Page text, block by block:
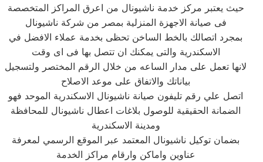
حيث يعتبر مركز خدمة ناشيونال من اعرق المراكز المتخصصة
فى صيانة الاجهزة المنزلية بمصر من شركة ناشيونال
بمجرد اتصالك بالخط الساخن تحظى بخدمة عملاء الافضل في
الاسكندرية والتى يمكنك ان تتصل بها فى اى وقت
لانها تعمل على مدار الساعه من خلال الرقم المختصر ولتسجيل
بياناتك والاتفاق على موعد الاصلاح
اتصل علي رقم تليفون صيانة ناشيونال الاسكندرية الموحد فهو
الضمانة الحقيقية للوصول بلاغات اعطال ناشيونال للمحافظة
ومدينة الاسكندرية
بضمان توكيل ناشيونال المعتمد عبر الموقع الرسمي لمعرفة
عناوين واماكن وارقام مراكز الخدمة